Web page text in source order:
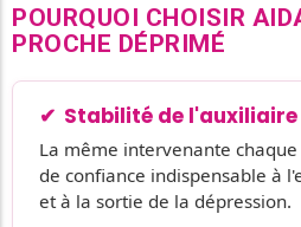
POURQUOI CHOISIR
PROCHE DÉPRIMÉ
Stabilité de l'auxiliaire
La même intervenante
de confiance indispensable à
et à la sortie de la dépression.